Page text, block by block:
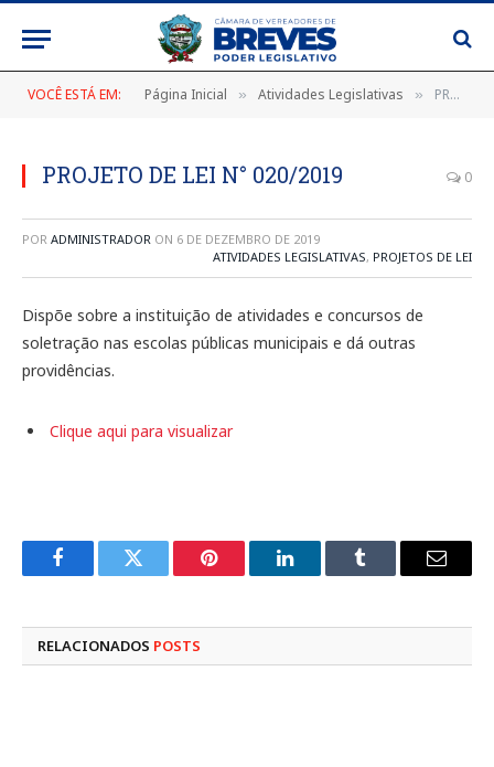
VOCÊ ESTÁ EM: Página Inicial » Atividades Legislativas » PROJETO DE LEI N° 020/2019
PROJETO DE LEI N° 020/2019 0
POR ADMINISTRADOR ON 6 DE DEZEMBRO DE 2019
ATIVIDADES LEGISLATIVAS, PROJETOS DE LEI
Dispõe sobre a instituição de atividades e concursos de
soletração nas escolas públicas municipais e dá outras
providências.
Clique aqui para visualizar
FacebookTwitter Pinterest LinkedInTumblr
E-
RELACIONADOS POSTS